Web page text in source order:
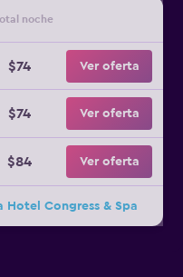
noche
$74 Ver oferta
$74 Ver oferta
$84 Ver oferta
Hotel Congress & Spa